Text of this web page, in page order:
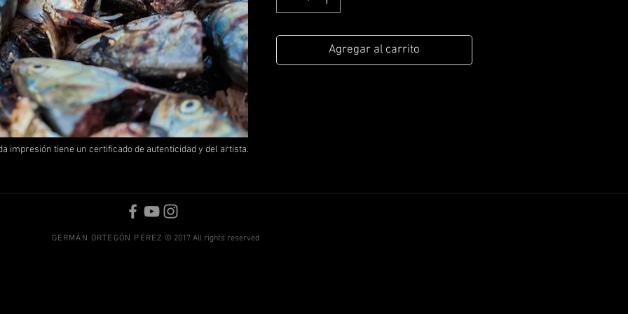
Agregar al carrito
impresión tiene un certificado de autenticidad y del artista.
GERMÁN ORTEGÓN PÉREZ © 2017 All rights reserved